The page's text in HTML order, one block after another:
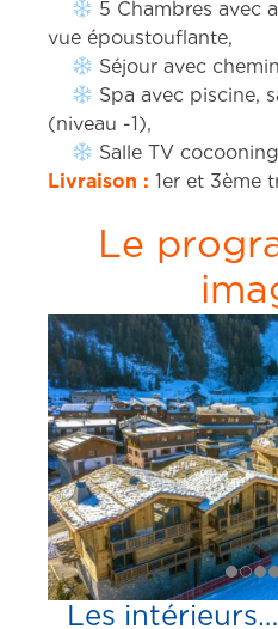
5 Chambres avec
vue époustouflante,
Séjour avec
Spa avec piscine,
(niveau -1),
Salle TV
Livraison :
1er et 3ème
Le
Les